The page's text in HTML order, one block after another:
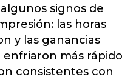
signos de
las horas
y las ganancias
más rápido
consistentes con